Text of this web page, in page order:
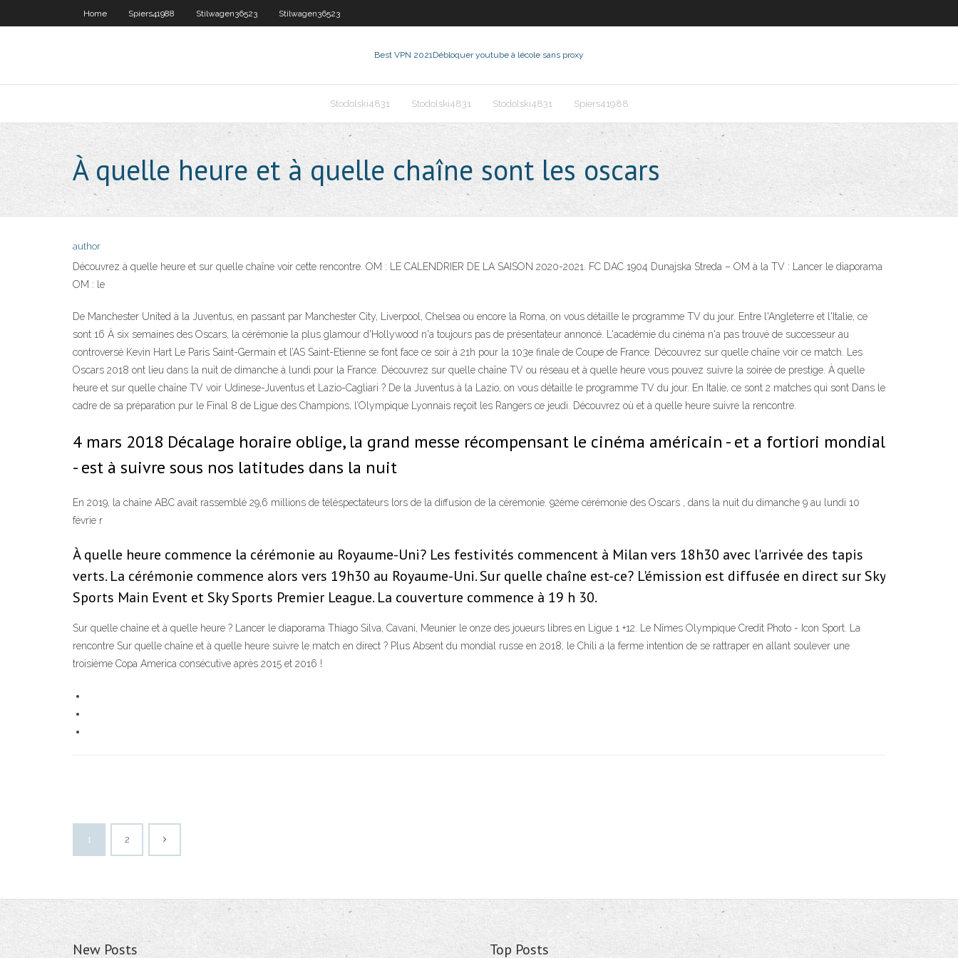
Home Spiers41988 Stilwagen36523 Stilwagen36523
Best VPN 2021Débloquer youtube à lécole sans proxy
Stodolski4831 Stodolski4831 Stodolski4831 Spiers41988
À quelle heure et à quelle chaîne sont les oscars
author
Découvrez à quelle heure et sur quelle chaîne voir cette rencontre. OM : LE CALENDRIER DE LA SAISON 2020-2021. FC DAC 1904 Dunajska Streda – OM à la TV : Lancer le diaporama
OM : le
De Manchester United à la Juventus, en passant par Manchester City, Liverpool, Chelsea ou encore la Roma, on vous détaille le programme TV du jour. Entre l'Angleterre et l'Italie, ce
sont 16 À six semaines des Oscars, la cérémonie la plus glamour d'Hollywood n'a toujours pas de présentateur annoncé. L'académie du cinéma n'a pas trouvé de successeur au
controversé Kevin Hart Le Paris Saint-Germain et l’AS Saint-Etienne se font face ce soir à 21h pour la 103e finale de Coupe de France. Découvrez sur quelle chaîne voir ce match. Les
Oscars 2018 ont lieu dans la nuit de dimanche à lundi pour la France. Découvrez sur quelle chaîne TV ou réseau et à quelle heure vous pouvez suivre la soirée de prestige. À quelle
heure et sur quelle chaîne TV voir Udinese-Juventus et Lazio-Cagliari ? De la Juventus à la Lazio, on vous détaille le programme TV du jour. En Italie, ce sont 2 matches qui sont Dans le
cadre de sa préparation pur le Final 8 de Ligue des Champions, l’Olympique Lyonnais reçoit les Rangers ce jeudi. Découvrez où et à quelle heure suivre la rencontre.
4 mars 2018 Décalage horaire oblige, la grand messe récompensant le cinéma américain - et a fortiori mondial
- est à suivre sous nos latitudes dans la nuit
En 2019, la chaîne ABC avait rassemblé 29,6 millions de téléspectateurs lors de la diffusion de la cérémonie. 92ème cérémonie des Oscars , dans la nuit du dimanche 9 au lundi 10
févrie r
À quelle heure commence la cérémonie au Royaume-Uni? Les festivités commencent à Milan vers 18h30 avec l'arrivée des tapis
verts. La cérémonie commence alors vers 19h30 au Royaume-Uni. Sur quelle chaîne est-ce? L'émission est diffusée en direct sur Sky
Sports Main Event et Sky Sports Premier League. La couverture commence à 19 h 30.
Sur quelle chaîne et à quelle heure ? Lancer le diaporama Thiago Silva, Cavani, Meunier le onze des joueurs libres en Ligue 1 +12. Le Nîmes Olympique Credit Photo - Icon Sport. La
rencontre Sur quelle chaîne et à quelle heure suivre le match en direct ? Plus Absent du mondial russe en 2018, le Chili a la ferme intention de se rattraper en allant soulever une
troisième Copa America consécutive après 2015 et 2016 !
1 2
New Posts Top Posts